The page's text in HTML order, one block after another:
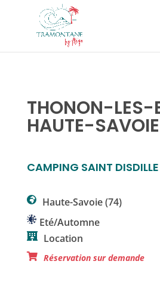
THONON-LES-
HAUTE-SAVOIE
CAMPING SAINT
Haute-Savoie (74)
Eté/Automne
Location
Réservation sur demande